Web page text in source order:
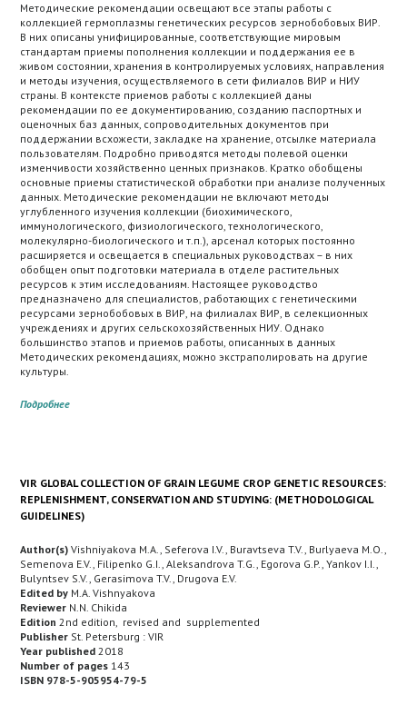
Методические рекомендации освещают все этапы работы с
коллекцией гермоплазмы генетических ресурсов зернобобовых ВИР.
В них описаны унифицированные, соответствующие мировым
стандартам приемы пополнения коллекции и поддержания ее в
живом состоянии, хранения в контролируемых условиях, направления
и методы изучения, осуществляемого в сети филиалов ВИР и НИУ
страны. В контексте приемов работы с коллекцией даны
рекомендации по ее документированию, созданию паспортных и
оценочных баз данных, сопроводительных документов при
поддержании всхожести, закладке на хранение, отсылке материала
пользователям. Подробно приводятся методы полевой оценки
изменчивости хозяйственно ценных признаков. Кратко обобщены
основные приемы статистической обработки при анализе полученных
данных. Методические рекомендации не включают методы
углубленного изучения коллекции (биохимического,
иммунологического, физиологического, технологического,
молекулярно-биологического и т.п.), арсенал которых постоянно
расширяется и освещается в специальных руководствах – в них
обобщен опыт подготовки материала в отделе растительных
ресурсов к этим исследованиям. Настоящее руководство
предназначено для специалистов, работающих с генетическими
ресурсами зернобобовых в ВИР, на филиалах ВИР, в селекционных
учреждениях и других сельскохозяйственных НИУ. Однако
большинство этапов и приемов работы, описанных в данных
Методических рекомендациях, можно экстраполировать на другие
культуры.
Подробнее
VIR GLOBAL COLLECTION OF GRAIN LEGUME CROP GENETIC RESOURCES:
REPLENISHMENT, CONSERVATION AND STUDYING: (METHODOLOGICAL
GUIDELINES)
Author(s) Vishniyakova M.A., Seferova I.V., Buravtseva T.V., Burlyaeva M.O.,
Semenova E.V., Filipenko G.I., Aleksandrova T.G., Egorova G.P., Yankov I.I.,
Bulyntsev S.V., Gerasimova T.V., Drugova E.V.
Edited by M.A. Vishnyakova
Reviewer N.N. Chikida
Edition 2nd edition, revised and supplemented
Publisher St. Petersburg : VIR
Year published 2018
Number of pages 143
ISBN 978-5-905954-79-5